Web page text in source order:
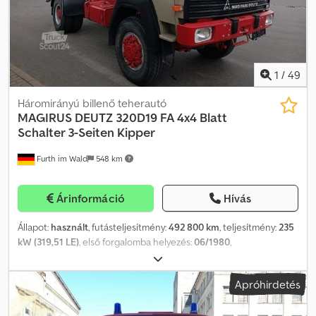
1 / 49
Furth im Wald 548 km
Háromirányú billenő teherautó
MAGIRUS DEUTZ 320D19 FA 4x4 Blatt
Schalter 3-Seiten Kipper
Árinformáció Hívás
Állapot: használt, futásteljesítmény:492 800 km, teljesítmény:235
kW (319,51 LE), első forgalomba helyezés:06/1980,
, össztömeg:
2 tengely, következő vizsga (TÜV):07/2026, szín:szürke,
hajtástípus:mechanikai , teljes szélesség:2 500 mm, teljes
magasság:2 850 mm , rakodótér térfogata:6 m³
, raktér hossza:
Apróhirdetés